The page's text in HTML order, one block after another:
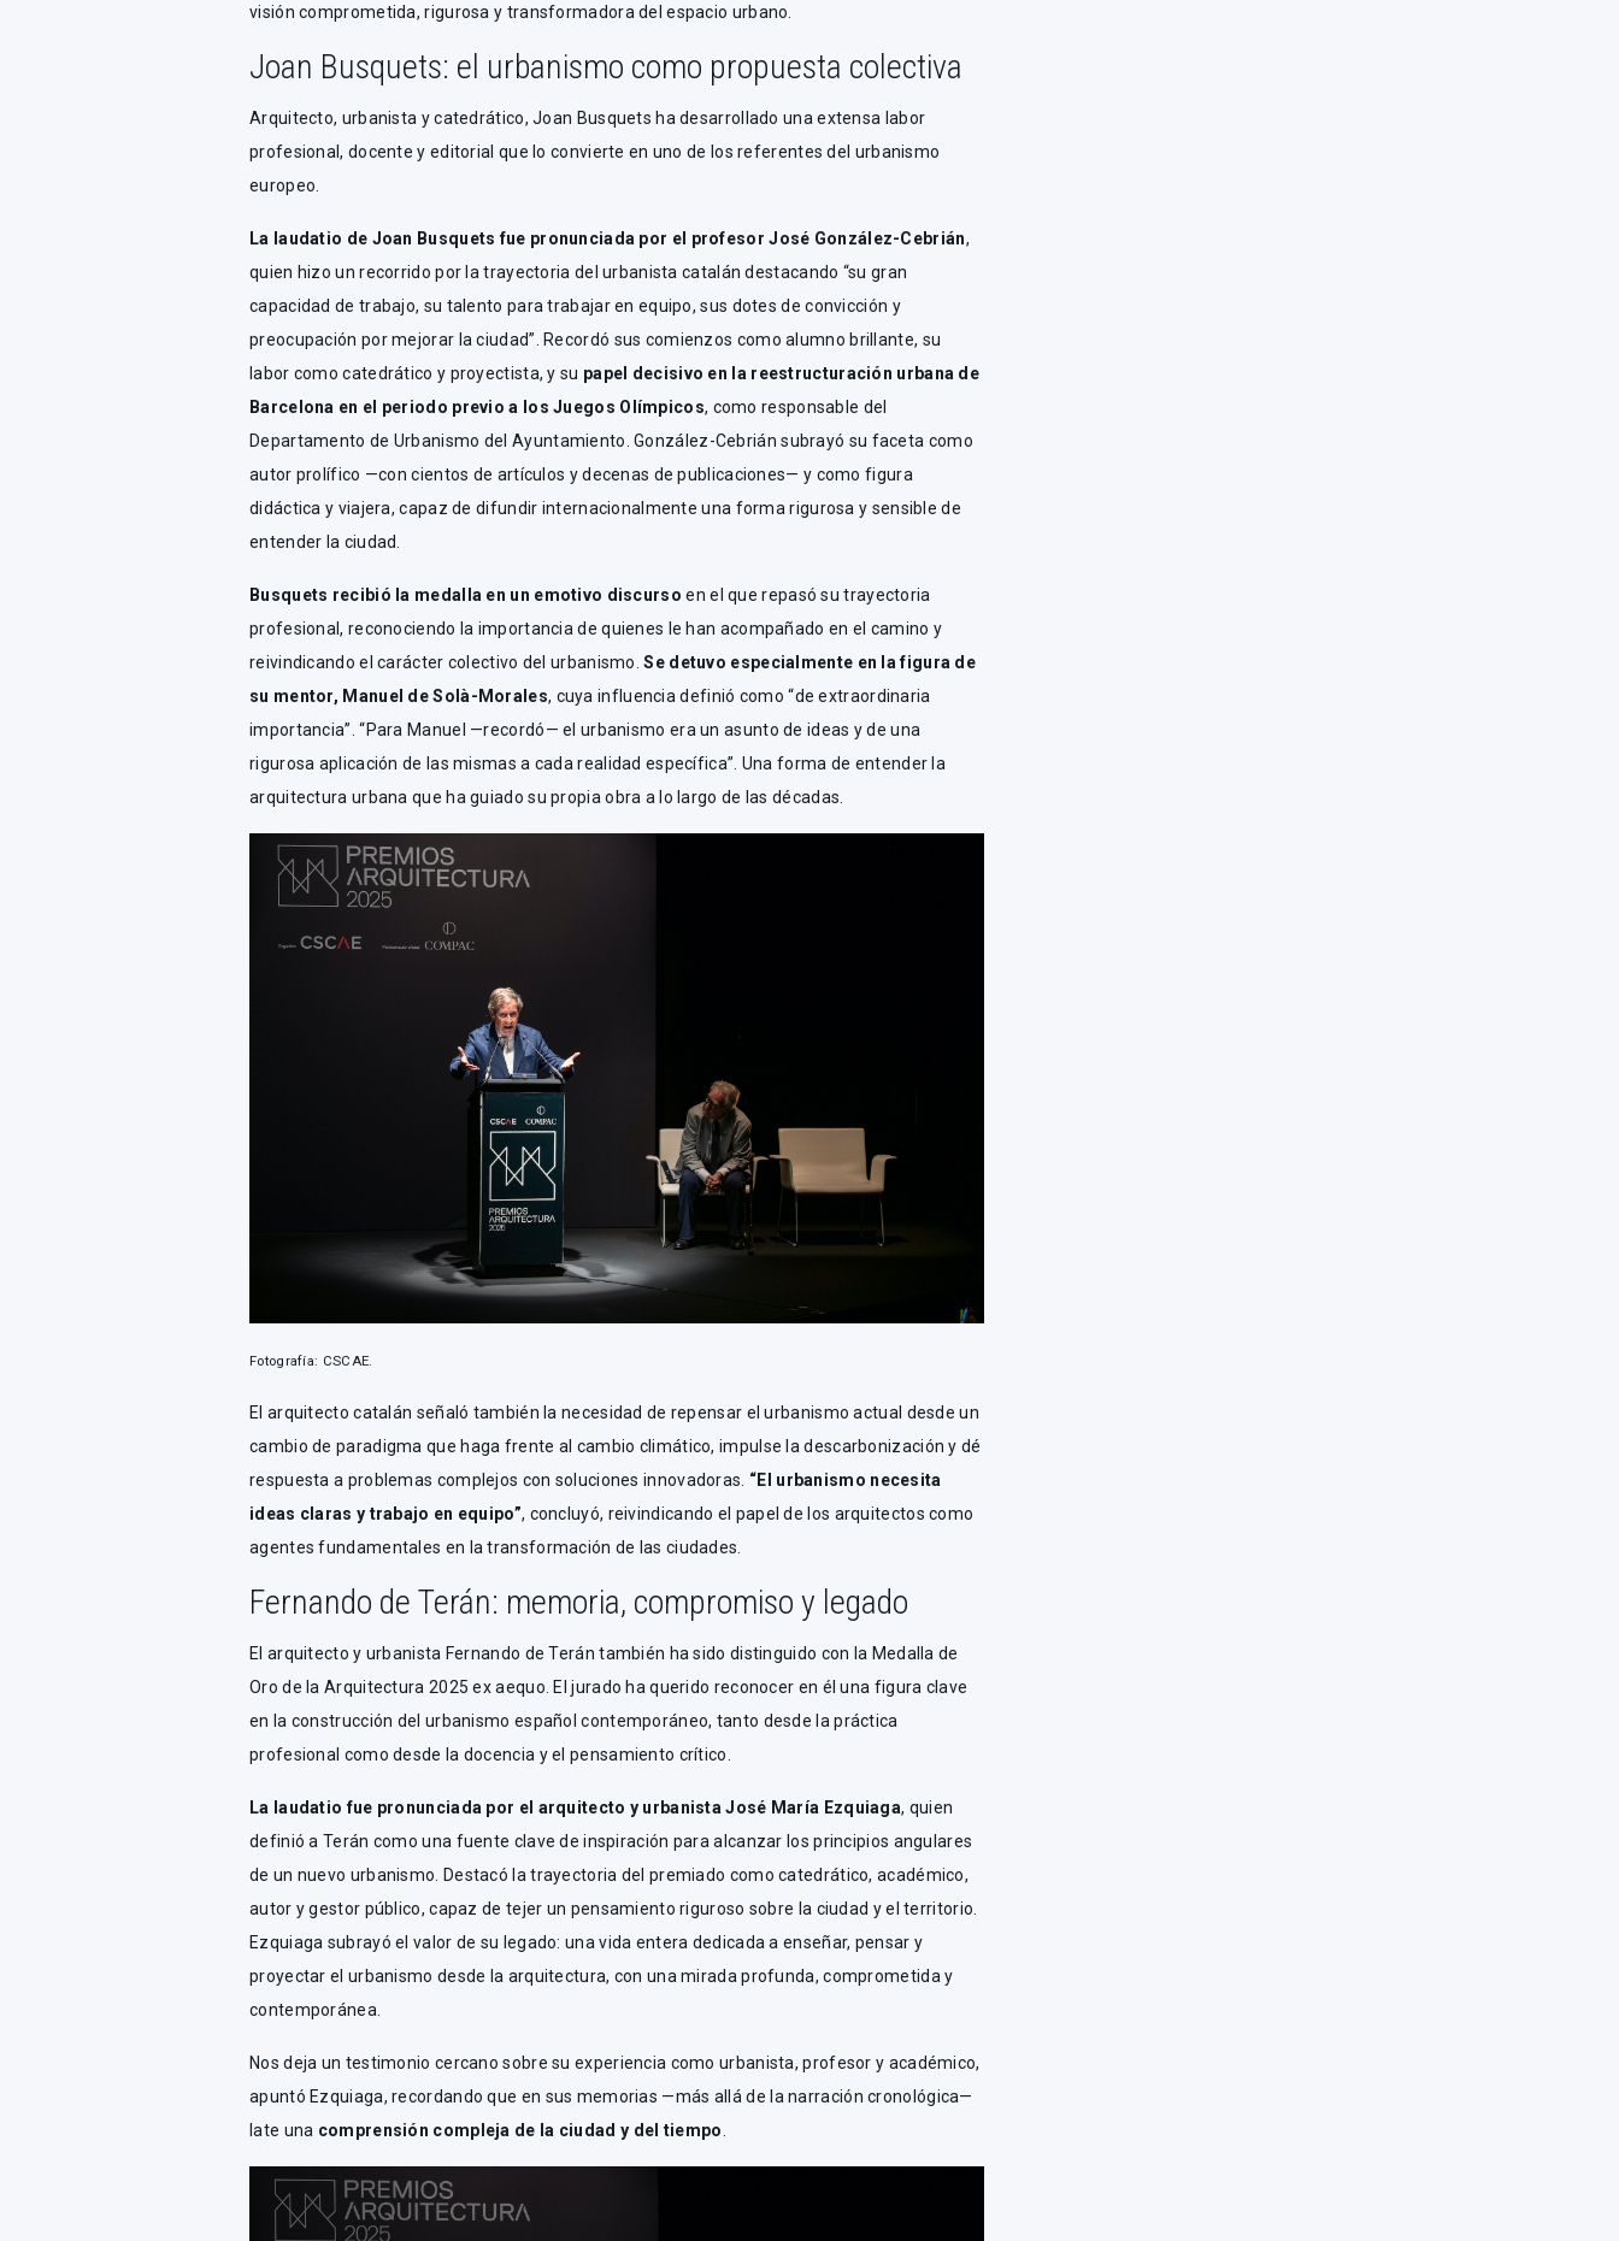
visión comprometida, rigurosa y transformadora del espacio urbano.
Joan Busquets: el urbanismo como propuesta colectiva
Arquitecto, urbanista y catedrático, Joan Busquets ha desarrollado una extensa labor
profesional, docente y editorial que lo convierte en uno de los referentes del urbanismo
europeo.
La laudatio de Joan Busquets fue pronunciada por el profesor José González-Cebrián,
quien hizo un recorrido por la trayectoria del urbanista catalán destacando “su gran
capacidad de trabajo, su talento para trabajar en equipo, sus dotes de convicción y
preocupación por mejorar la ciudad”. Recordó sus comienzos como alumno brillante, su
labor como catedrático y proyectista, y su papel decisivo en la reestructuración urbana de
Barcelona en el periodo previo a los Juegos Olímpicos, como responsable del
Departamento de Urbanismo del Ayuntamiento. González-Cebrián subrayó su faceta como
autor prolífico —con cientos de artículos y decenas de publicaciones— y como figura
didáctica y viajera, capaz de difundir internacionalmente una forma rigurosa y sensible de
entender la ciudad.
Busquets recibió la medalla en un emotivo discursoen el que repasó su trayectoria
profesional, reconociendo la importancia de quienes le han acompañado en el camino y
reivindicando el carácter colectivo del urbanismo.Se detuvo especialmente en la figura de
su mentor, Manuel de Solà-Morales, cuya influencia definió como “de extraordinaria
importancia”. “Para Manuel —recordó— el urbanismo era un asunto de ideas y de una
rigurosa aplicación de las mismas a cada realidad específica”. Una forma de entender la
arquitectura urbana que ha guiado su propia obra a lo largo de las décadas.
Fotografía: CSCAE.
El arquitecto catalán señaló también la necesidad de repensar el urbanismo actual desde un
cambio de paradigma que haga frente al cambio climático, impulse la descarbonización y dé
respuesta a problemas complejos con soluciones innovadoras. “El urbanismo necesita
ideas claras y trabajo en equipo”, concluyó, reivindicando el papel de los arquitectos como
agentes fundamentales en la transformación de las ciudades.
Fernando de Terán: memoria, compromiso y legado
El arquitecto y urbanista Fernando de Terán también ha sido distinguido con la Medalla de
Oro de la Arquitectura 2025 ex aequo. El jurado ha querido reconocer en él una figura clave
en la construcción del urbanismo español contemporáneo, tanto desde la práctica
profesional como desde la docencia y el pensamiento crítico.
La laudatio fue pronunciada por el arquitecto y urbanista José María Ezquiaga, quien
definió a Terán como una fuente clave de inspiración para alcanzar los principios angulares
de un nuevo urbanismo. Destacó la trayectoria del premiado como catedrático, académico,
autor y gestor público, capaz de tejer un pensamiento riguroso sobre la ciudad y el territorio.
Ezquiaga subrayó el valor de su legado: una vida entera dedicada a enseñar, pensar y
proyectar el urbanismo desde la arquitectura, con una mirada profunda, comprometida y
contemporánea.
Nos deja un testimonio cercano sobre su experiencia como urbanista, profesor y académico,
apuntó Ezquiaga, recordando que en sus memorias —más allá de la narración cronológica—
late una comprensión compleja de la ciudad y del tiempo